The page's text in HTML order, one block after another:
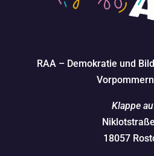
RAA – Demokratie und
Vorpommern
Klappe
18057